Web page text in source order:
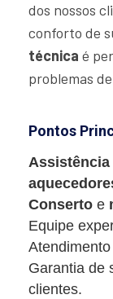
dos nossos
conforto de
técnica é
problemas
Pontos
Assistência
Conserto e
Equipe
Garantia de
clientes.